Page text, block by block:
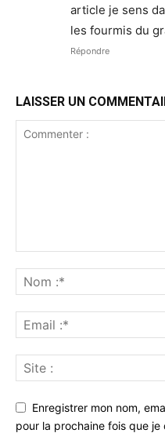
article je sens
les fourmis du
Répondre
LAISSER UN
Enregistrer mon nom,
pour la prochaine fois que je